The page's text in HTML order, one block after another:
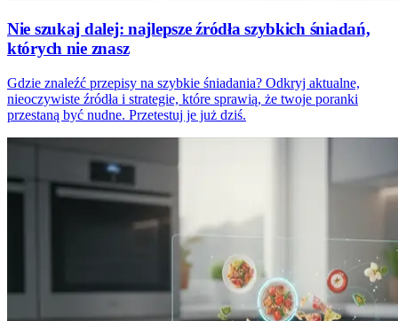
Nie szukaj dalej: najlepsze źródła szybkich śniadań,
których nie znasz
Gdzie znaleźć przepisy na szybkie śniadania? Odkryj aktualne,
nieoczywiste źródła i strategie, które sprawią, że twoje poranki
przestaną być nudne. Przetestuj je już dziś.